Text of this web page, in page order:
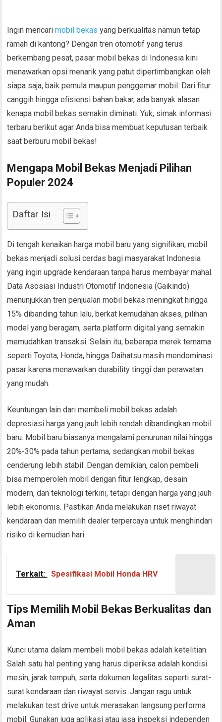
Ingin mencarimobil bekas yang berkualitas namun tetap
ramah di kantong? Dengan tren otomotif yang terus
berkembang pesat, pasar mobil bekas di Indonesia kini
menawarkan opsi menarik yang patut dipertimbangkan oleh
siapa saja, baik pemula maupun penggemar mobil. Dari fitur
canggih hingga efisiensi bahan bakar, ada banyak alasan
kenapa mobil bekas semakin diminati. Yuk, simak informasi
terbaru berikut agar Anda bisa membuat keputusan terbaik
saat berburu mobil bekas!
Mengapa Mobil Bekas Menjadi Pilihan
Populer 2024
Daftar Isi
Di tengah kenaikan harga mobil baru yang signifikan, mobil
bekas menjadi solusi cerdas bagi masyarakat Indonesia
yang ingin upgrade kendaraan tanpa harus membayar mahal.
Data Asosiasi Industri Otomotif Indonesia (Gaikindo)
menunjukkan tren penjualan mobil bekas meningkat hingga
15% dibanding tahun lalu, berkat kemudahan akses, pilihan
model yang beragam, serta platform digital yang semakin
memudahkan transaksi. Selain itu, beberapa merek ternama
seperti Toyota, Honda, hingga Daihatsu masih mendominasi
pasar karena menawarkan durability tinggi dan perawatan
yang mudah.
Keuntungan lain dari membeli mobil bekas adalah
depresiasi harga yang jauh lebih rendah dibandingkan mobil
baru. Mobil baru biasanya mengalami penurunan nilai hingga
20%-30% pada tahun pertama, sedangkan mobil bekas
cenderung lebih stabil. Dengan demikian, calon pembeli
bisa memperoleh mobil dengan fitur lengkap, desain
modern, dan teknologi terkini, tetapi dengan harga yang jauh
lebih ekonomis. Pastikan Anda melakukan riset riwayat
kendaraan dan memilih dealer terpercaya untuk menghindari
risiko di kemudian hari.
Terkait: Spesifikasi Mobil Honda HRV
Tips Memilih Mobil Bekas Berkualitas dan
Aman
Kunci utama dalam membeli mobil bekas adalah ketelitian.
Salah satu hal penting yang harus diperiksa adalah kondisi
mesin, jarak tempuh, serta dokumen legalitas seperti surat-
surat kendaraan dan riwayat servis. Jangan ragu untuk
melakukan test drive untuk merasakan langsung performa
mobil. Gunakan juga aplikasi atau jasa inspeksi independen